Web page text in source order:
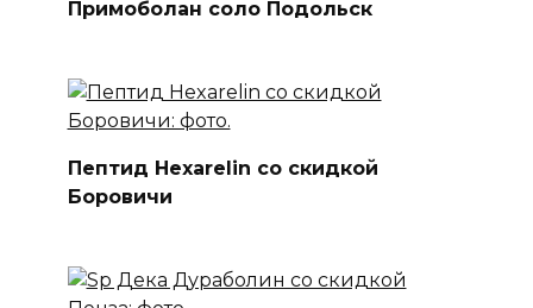
Sp Дека Дураболин со скидкой
Станожект цена Ухта